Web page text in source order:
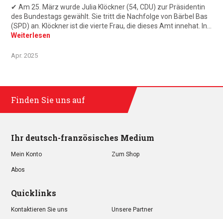
✔ Am 25. März wurde Julia Klöckner (54, CDU) zur Präsidentin
des Bundestags gewählt. Sie tritt die Nachfolge von Bärbel Bas
(SPD) an. Klöckner ist die vierte Frau, die dieses Amt innehat. In…
Weiterlesen
Apr. 2025
Finden Sie uns auf
Ihr deutsch-französisches Medium
Mein Konto Zum Shop
Abos
Quicklinks
Kontaktieren Sie uns Unsere Partner